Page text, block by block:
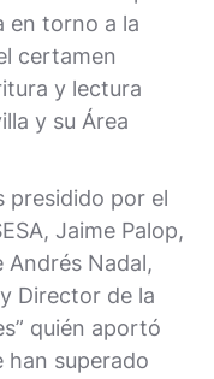
en torno a la
certamen
y lectura
y su Área
presidido por el
Jaime Palop,
Nadal,
Director de la
quién aportó
han superado